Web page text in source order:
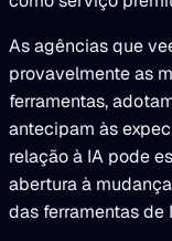
As agências que
provavelmente as
ferramentas,
antecipam às
relação à IA pode
abertura à
das ferramentas de